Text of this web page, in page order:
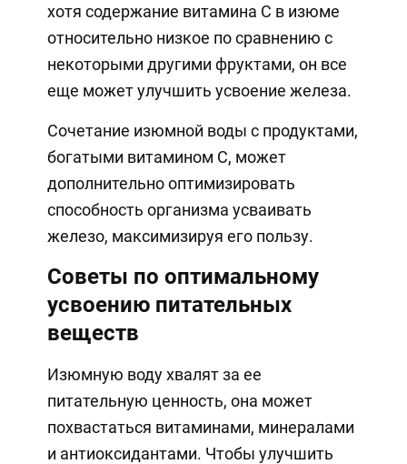
хотя содержание витамина С в изюме
относительно низкое по сравнению с
некоторыми другими фруктами, он все
еще может улучшить усвоение железа.
Сочетание изюмной воды с продуктами,
богатыми витамином С, может
дополнительно оптимизировать
способность организма усваивать
железо, максимизируя его пользу.
Советы по оптимальному
усвоению питательных
веществ
Изюмную воду хвалят за ее
питательную ценность, она может
похвастаться витаминами, минералами
и антиоксидантами. Чтобы улучшить